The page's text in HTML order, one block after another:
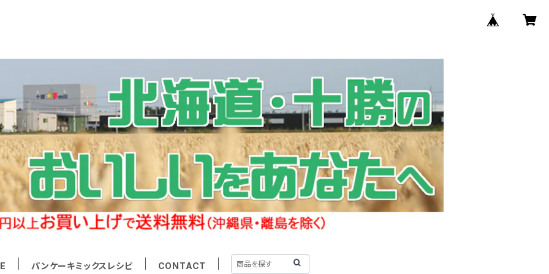
パンケーキミックスレシピ CONTACT